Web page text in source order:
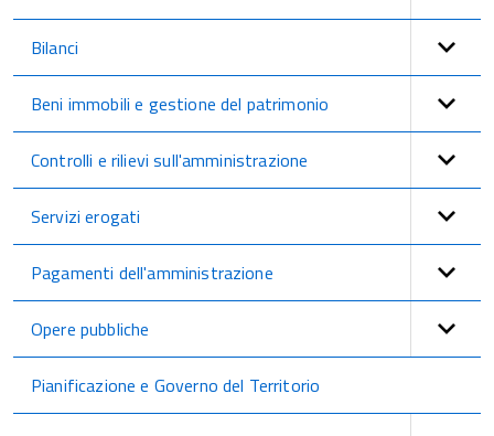
Bilanci
Beni immobili e gestione del patrimonio
Controlli e rilievi sull'amministrazione
Servizi erogati
Pagamenti dell'amministrazione
Opere pubbliche
Pianificazione e Governo del Territorio